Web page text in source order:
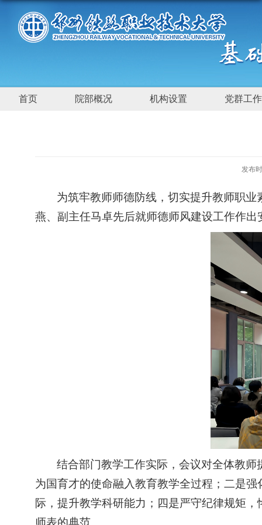
首页 院部概况 机构设置 党群工作
发布
为筑牢教师师德防线，切实提升教师职业
燕、副主任马卓先后就师德师风建设工作作出
结合部门教学工作实际，会议对全体教
为国育才的使命融入教育教学全过程；二是
际，提升教学科研能力；四是严守纪律规矩
师表的典范。